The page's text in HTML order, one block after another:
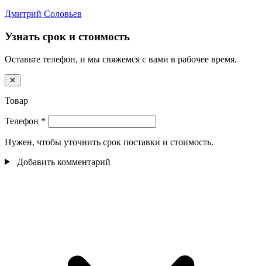
Дмитрий Соловьев
Узнать срок и стоимость
Оставьте телефон, и мы свяжемся с вами в рабочее время.
✕
Товар
Телефон *
Нужен, чтобы уточнить срок поставки и стоимость.
Добавить комментарий